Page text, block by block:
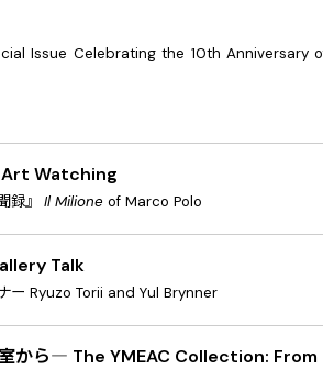
Issue Celebrating the 10th Anniversary
Art Watching
録』 Il Milioneof Marco Polo
Talk
ー Ryuzo Torii and Yul Brynner
から― The YMEAC Collection: From